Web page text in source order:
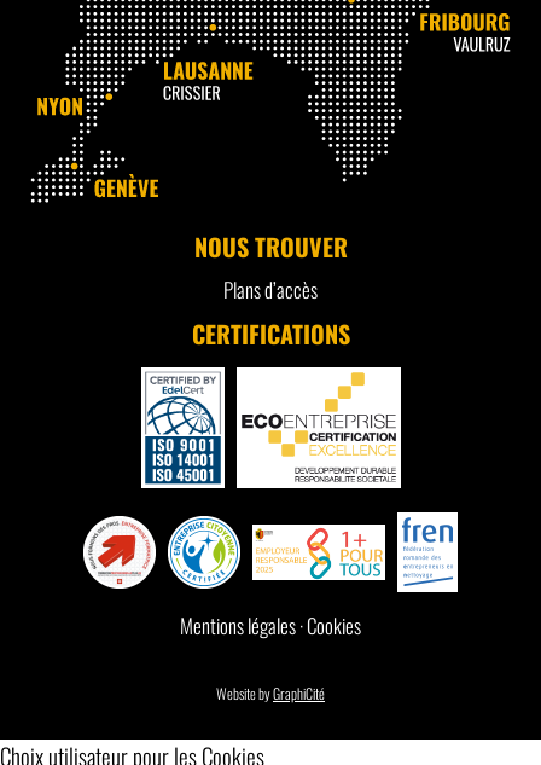
NOUS TROUVER
Plans d’accès
CERTIFICATIONS
Mentions légales·Cookies
Website byGraphiCité
Choix utilisateur pour les Cookies